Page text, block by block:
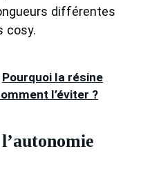
différentes
cosy.
Pourquoi la résine
l’éviter ?